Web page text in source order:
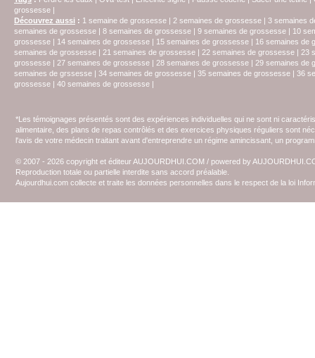
grossesse |
Découvrez aussi : 1 semaine de grossesse | 2 semaines de grossesse | 3 semaines
semaines de grossesse | 8 semaines de grossesse | 9 semaines de grossesse | 10
grossesse | 14 semaines de grossesse | 15 semaines de grossesse | 16 semaines de
semaines de grossesse | 21 semaines de grossesse | 22 semaines de grossesse | 23
grossesse | 27 semaines de grossesse | 28 semaines de grossesse | 29 semaines de
semaines de grssesse | 34 semaines de grossesse | 35 semaines de grossesse | 36
grossesse | 40 semaines de grossesse |
*Les témoignages présentés sont des expériences individuelles qui ne sont ni
alimentaire, des plans de repas contrôlés et des exercices physiques réguliers sont
l'avis de votre médecin traitant avant d'entreprendre un régime amincissant, un
© 2007 - 2026 copyright et éditeur AUJOURDHUI.COM / powered by
Reproduction totale ou partielle interdite sans accord préalable.
Aujourdhui.com collecte et traite les données personnelles dans le respect de la loi